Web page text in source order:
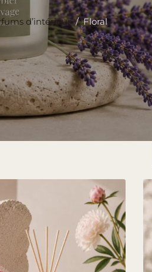
d’intérieur / Floral